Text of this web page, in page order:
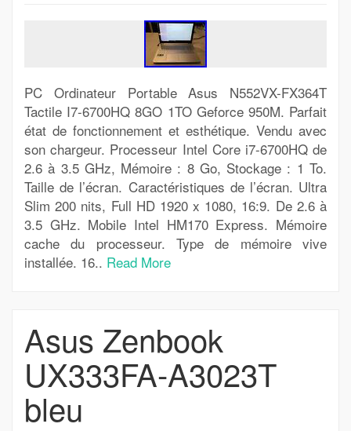
PC Ordinateur Portable Asus N552VX-FX364T
Tactile I7-6700HQ 8GO 1TO Geforce 950M. Parfait
état de fonctionnement et esthétique. Vendu avec
son chargeur. Processeur Intel Core i7-6700HQ de
2.6 à 3.5 GHz, Mémoire : 8 Go, Stockage : 1 To.
Taille de l’écran. Caractéristiques de l’écran. Ultra
Slim 200 nits, Full HD 1920 x 1080, 16:9. De 2.6 à
3.5 GHz. Mobile Intel HM170 Express. Mémoire
cache du processeur. Type de mémoire vive
installée. 16.. Read More
Asus Zenbook
UX333FA-A3023T
bleu